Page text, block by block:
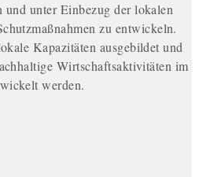
und unter Einbezug der lokalen
zu entwickeln.
Kapazitäten ausgebildet und
Wirtschaftsaktivitäten im
werden.